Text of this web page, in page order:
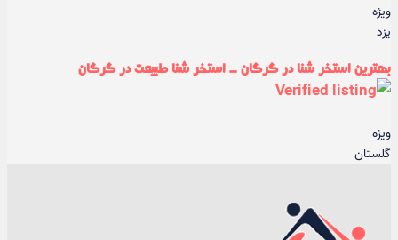
ویژه
یزد
بهترین استخر شنا در گرگان - استخر شنا طبیعت در گرگان
ویژه
گلستان